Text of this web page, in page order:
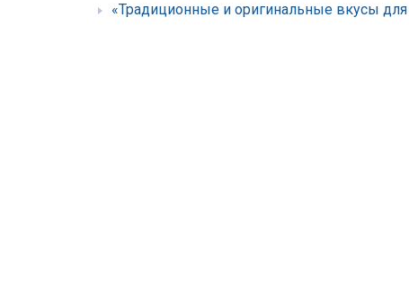
«Традиционные и оригинальные вкусы